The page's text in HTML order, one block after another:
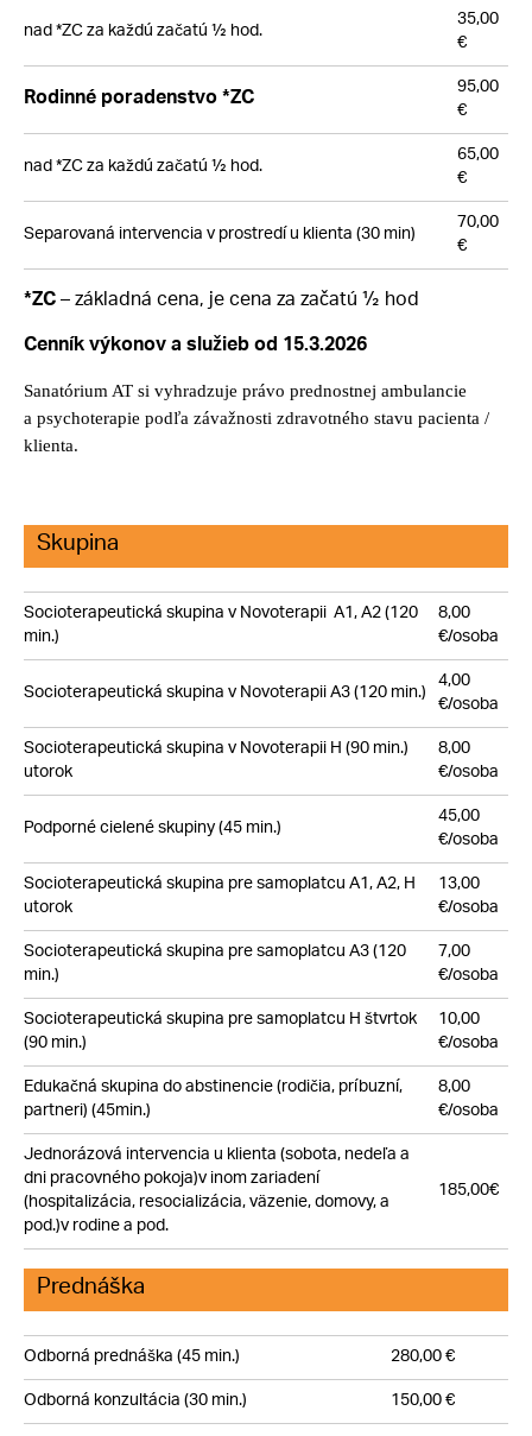
nad *ZC za každú začatú ½ hod.
35,00
€
Rodinné poradenstvo *ZC 95,00
€
nad *ZC za každú začatú ½ hod.
65,00
€
Separovaná intervencia v prostredí u klienta (30 min)
70,00
€
*ZC– základná cena, je cena za začatú ½ hod
Cenník výkonov a služieb od 15.3.2026
Sanatórium AT si vyhradzuje právo prednostnej ambulancie
a psychoterapie podľa závažnosti zdravotného stavu pacienta /
klienta.
Skupina
Socioterapeutická skupinav Novoterapii A1, A2 (120
min.)
8,00
€/osoba
Socioterapeutická skupina v Novoterapii A3 (120 min.) 4,00
€/osoba
Socioterapeutická skupina v Novoterapii H (90 min.)
utorok
8,00
€/osoba
Podporné cielené skupiny (45 min.)
45,00
€/osoba
Socioterapeutická skupina pre samoplatcu A1, A2, H
utorok
13,00
€/osoba
Socioterapeutická skupina pre samoplatcu A3 (120
min.)
7,00
€/osoba
Socioterapeutická skupina pre samoplatcu H štvrtok
(90 min.)
10,00
€/osoba
Edukačná skupina do abstinencie (rodičia, príbuzní,
partneri) (45min.)
8,00
€/osoba
Jednorázová intervencia u klienta (sobota, nedeľa a
dni pracovného pokoja)v inom zariadení
(hospitalizácia, resocializácia, väzenie, domovy, a
pod.)v rodine a pod.
185,00€
Prednáška
Odborná prednáška (45 min.)
280,00 €
Odborná konzultácia (30 min.)
150,00 €